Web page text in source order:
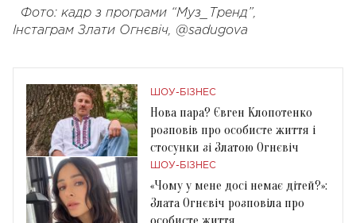
Фото: кадр з програми “Муз_Тренд”,
Інстаграм Злати Огнєвіч, @sadugova
ШОУ-БІЗНЕС
Нова пара? Євген Клопотенко
розповів про особисте життя і
стосунки зі Златою Огнєвіч
ШОУ-БІЗНЕС
«Чому у мене досі немає дітей?»:
Злата Огнєвіч розповіла про